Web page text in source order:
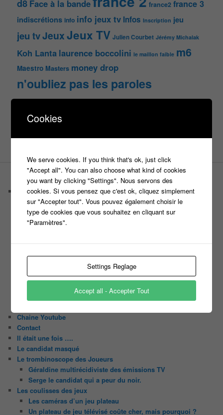
d8 Face à la bande france2 france 3
indiscrétions info info jeux tv Infos Inscription jeu
jeu tvJeuxJeux TV Julien Courbet Jérémy Michalak
Koh Lanta laurence boccolini le maillon faible m6
Maestro Masters money drop
n'oubliez pas les paroles
nagui
PAGES
Castings
C’est quoi un casteur ?
C’est quoi un directeur de casting ?
Harry
Slam
C’est quoi un casting ?
Les 12 coups de midi
N’oubliez Pas Les Paroles
Chaine Youtube
Contact
Il était une fois ….
Le candidat masqué
Le trombinoscope des Joueurs
Géraldine multirécidiviste des émissions TV
Serge le candidat qui a peur du noir.
Les coulisses des jeux
Les caméras d’un jeu plateau
Un plateau de jeu télévisé coûte cher, mais pourquoi ?
Cookies
We serve cookies. If you think that's ok, just click
"Accept all". You can also choose what kind of cookies
you want by clicking "Settings". Nous servons des
cookies. Si vous pensez que c'est ok, cliquez simplement
sur "Accepter tout". Vous pouvez également choisir le
type de cookies que vous souhaitez en cliquant sur
"Paramètres".
Settings Reglage
Accept all - Accepter Tout